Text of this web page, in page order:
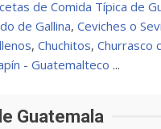
de Comida Típica de
de Gallina,Ceviches o
,Chuchitos,Churrasco
- Guatemalteco ...
Guatemala